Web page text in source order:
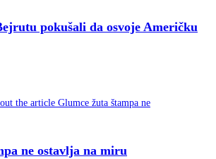
pokušali da osvoje Američku
ne ostavlja na miru